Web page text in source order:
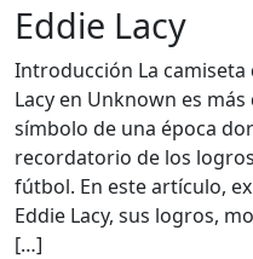
Eddie Lacy
Introducción La
Lacy en Unknown es
símbolo de una época
recordatorio de los
fútbol. En este artículo,
Eddie Lacy, sus logros,
[…]